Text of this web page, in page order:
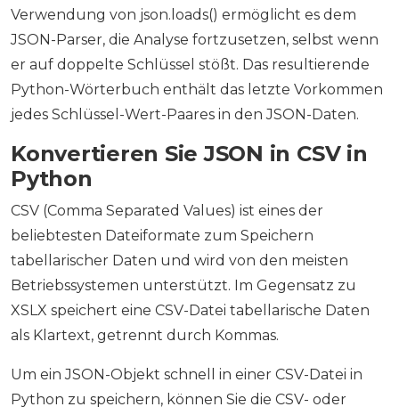
Verwendung von json.loads() ermöglicht es dem
JSON-Parser, die Analyse fortzusetzen, selbst wenn
er auf doppelte Schlüssel stößt. Das resultierende
Python-Wörterbuch enthält das letzte Vorkommen
jedes Schlüssel-Wert-Paares in den JSON-Daten.
Konvertieren Sie JSON in CSV in
Python
CSV (Comma Separated Values) ist eines der
beliebtesten Dateiformate zum Speichern
tabellarischer Daten und wird von den meisten
Betriebssystemen unterstützt. Im Gegensatz zu
XSLX speichert eine CSV-Datei tabellarische Daten
als Klartext, getrennt durch Kommas.
Um ein JSON-Objekt schnell in einer CSV-Datei in
Python zu speichern, können Sie die CSV- oder